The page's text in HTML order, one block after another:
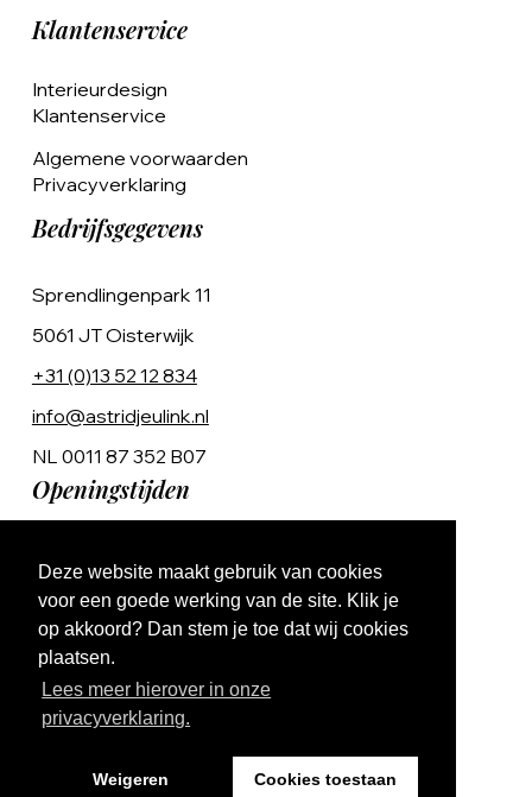
Deze website maakt gebruik van cookies
voor een goede werking van de site. Klik je
op akkoord? Dan stem je toe dat wij cookies
plaatsen.
Lees meer hierover in onze
privacyverklaring.
Weigeren Cookies toestaan
Klantenservice
Interieurdesign
Klantenservice
Algemene voorwaarden
Privacyverklaring
Bedrijfsgegevens
Sprendlingenpark 11
5061 JT Oisterwijk
+31 (0)13 52 12 834
info@astridjeulink.nl
NL 0011 87 352 B07
Openingstijden
Ma t/m Vr 9:00 - 17:00
Website by The Cre8ion.Lab